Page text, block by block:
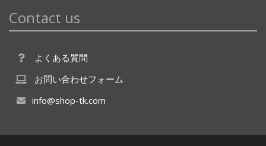
Contact us
よくある質問
お問い合わせフォーム
info@shop-tk.com